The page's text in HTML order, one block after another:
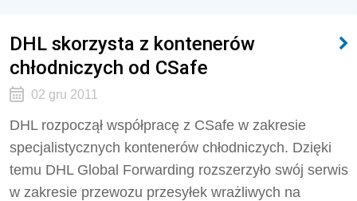
DHL skorzysta z kontenerów
chłodniczych od CSafe
02 gru 2011
DHL rozpoczął współpracę z CSafe w zakresie
specjalistycznych kontenerów chłodniczych. Dzięki
temu DHL Global Forwarding rozszerzyło swój serwis
w zakresie przewozu przesyłek wrażliwych na